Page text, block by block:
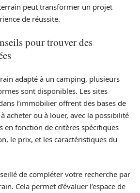
peut transformer un projet
de réussite.
pour trouver des
adapté à un camping, plusieurs
sont disponibles. Les sites
l’immobilier offrent des bases de
acheter ou à louer, avec la possibilité
en fonction de critères spécifiques
le prix, et les caractéristiques du
de compléter votre recherche par
Cela permet d’évaluer l’espace de